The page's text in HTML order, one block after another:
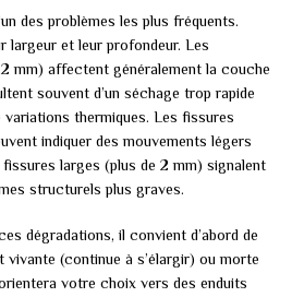
des problèmes les plus fréquents.
largeur et leur profondeur. Les
mm) affectent généralement la couche
souvent d’un séchage trop rapide
variations thermiques. Les fissures
indiquer des mouvements légers
larges (plus de 2 mm) signalent
structurels plus graves.
dégradations, il convient d’abord de
vivante (continue à s’élargir) ou morte
votre choix vers des enduits